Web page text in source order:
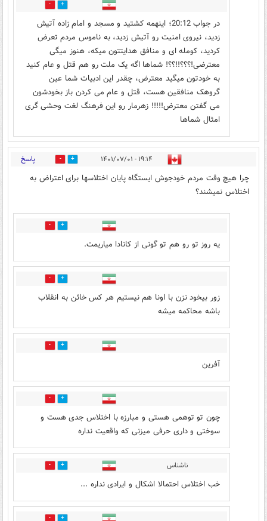
9
در جواب 20:12؛ اینهمه کشتید و مسجد و امام زاده آتیش
زدید، نیروی امنیت رو آتیش زدید، به ناموس مردم تعرض
کردید، کومله ای و منافق هدایتتون میکه، هنوز میگی
معترضی!؟؟؟!!؟؟! شماها اگه یک ملت رو هم قتل و عام کنید
به خودتون میگید معترض، چقدر این ادبیات شما عین
گروهک منافقین هست، قتل و عام می کردن باز بخودشون
می گفتن معترض!!!!! زهرمار رو این فرهنگ لغت وحشی گری
امثال شماها
۱۹:۱۴ - ۱۴۰۱/۰۷/۰۱ 7 پاسخ
چرا هیچ وقت مردم خودجوش ایستگاه پایان اختلاسها برای اعتراض به
اختلاس نمیشند؟
10
یه روز تو رو هم تو گونی از کانادا میاریمت.
10
زور بیخود نزن با اونا هم نیستیم هر کس خائن به انقلاب
باشه محاکمه میشه
3
آفرین
5
چون تو توهمی هستی و مبارزه با اختلاس جدی هست و
سوختی و داری حرفی میزنی که واقعیت نداره
ناشناس 6
خب اختلاس احتمالا اشکال و ایرادی نداره ...
10